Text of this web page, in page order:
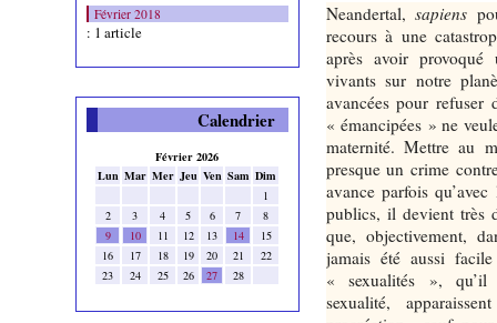
Février 2018
: 1 article
Calendrier
Février 2026
Lun Mar Mer Jeu Ven Sam Dim
1
2
3 4 5 6 7
8
9
10 11 12 13 14
15
16
17 18 19 20 21
22
23
24 25 26 27 28
Neandertal,sapiens
recours à une
après avoir provoqué
vivants sur notre
avancées pour refuser
« émancipées » ne
maternité. Mettre au
presque un crime
avance parfois
publics, il devient très
que, objectivement,
jamais été aussi
« sexualités »,
sexualité,